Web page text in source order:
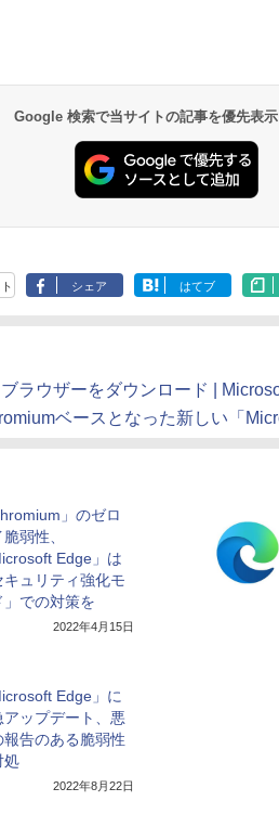
Google 検索で当サイトの記事を優先表
シェア はてブ
ラウザーをダウンロード |
ベースとなった新しい「
」のゼロ
弱性、
Edge」は
キュリティ強化モ
」での対策を
2022年4月15日
Edge」に
アップデート、悪
報告のある脆弱性
処
2022年8月22日